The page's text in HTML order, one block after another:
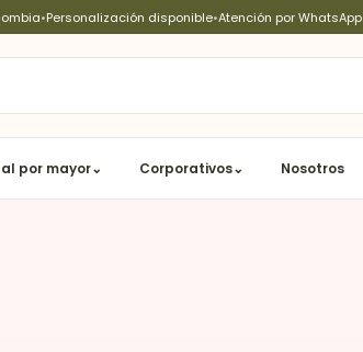
•Personalización disponible•Atención por WhatsApp
por mayor⌄ Corporativos⌄ Nosotros